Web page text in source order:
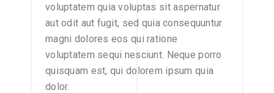
voluptatem quia voluptas sit aspernatur
aut odit aut fugit, sed quia consequuntur
magni dolores eos qui ratione
voluptatem sequi nesciunt. Neque porro
quisquam est, qui dolorem ipsum quia
dolor.